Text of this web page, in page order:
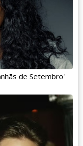
de Setembro'